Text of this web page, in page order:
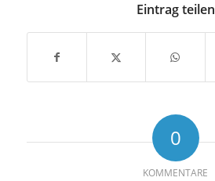
Eintrag teilen
0
KOMMENTARE